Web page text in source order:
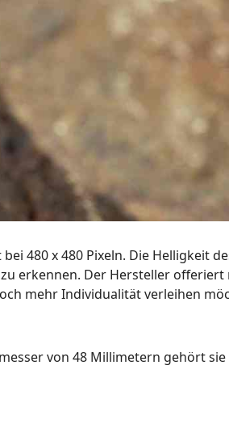
480 x 480 Pixeln. Die Helligkeit
erkennen. Der Hersteller offeriert
mehr Individualität verleihen
von 48 Millimetern gehört sie